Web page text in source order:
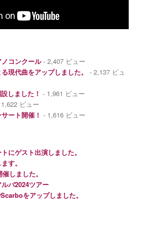
コンクール- 2,407 ビュー
現代曲をアップしました。
- 2,137 ビュ
しました！ - 1,961 ビュー
ビュー
ート開催！ - 1,616 ビュー
にゲスト出演しました。
す。
しました。
バ2024ツアー
をアップしました。